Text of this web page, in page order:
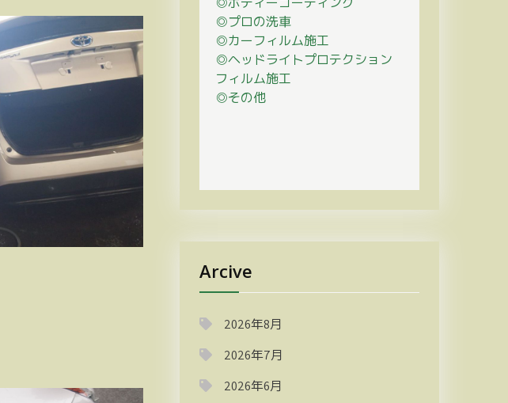
◎プロの洗車
◎カーフィルム施工
◎ヘッドライトプロテクション
フィルム施工
◎その他
Arcive
2026年8月
2026年7月
2026年6月